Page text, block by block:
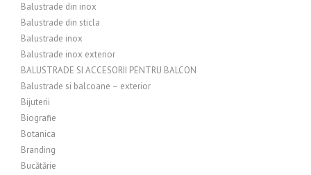
Balustrade din inox
Balustrade din sticla
Balustrade inox
Balustrade inox exterior
BALUSTRADE SI ACCESORII PENTRU BALCON
Balustrade si balcoane – exterior
Bijuterii
Biografie
Botanica
Branding
Bucătărie